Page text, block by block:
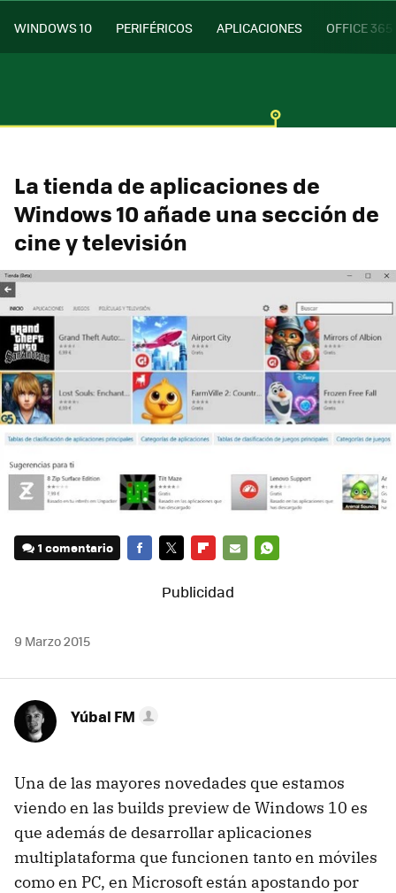
WINDOWS 10 PERIFÉRICOS APLICACIONES OFFICE 365
La tienda de aplicaciones de
Windows 10 añade una sección de
cine y televisión
1 comentario
MAIL
9 Marzo 2015
Yúbal FM
Una de las mayores novedades que estamos
viendo en las builds preview de Windows 10 es
que además de desarrollar aplicaciones
multiplataforma que funcionen tanto en móviles
como en PC, en Microsoft están apostando por